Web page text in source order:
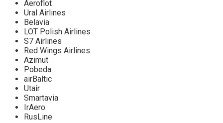
Aeroflot
Ural Airlines
Belavia
LOT Polish Airlines
S7 Airlines
Red Wings Airlines
Azimut
Pobeda
airBaltic
Utair
Smartavia
IrAero
RusLine